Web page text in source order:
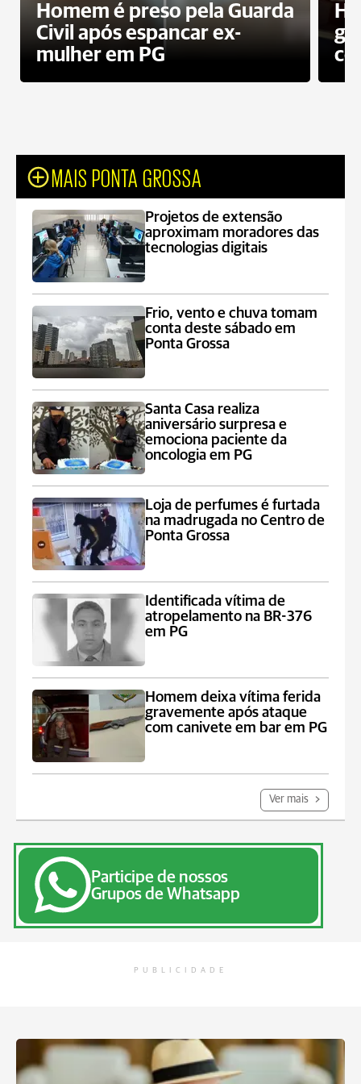
Homem é preso pela Guarda
Civil após espancar ex-
mulher em PG
MAIS PONTA GROSSA
Projetos de extensão
aproximam moradores das
tecnologias digitais
Frio, vento e chuva tomam
conta deste sábado em
Ponta Grossa
Santa Casa realiza
aniversário surpresa e
emociona paciente da
oncologia em PG
Loja de perfumes é furtada
na madrugada no Centro de
Ponta Grossa
Identificada vítima de
atropelamento na BR-376
em PG
Homem deixa vítima ferida
gravemente após ataque
com canivete em bar em PG
Ver mais
Participe de nossos
Grupos de Whatsapp
PUBLICIDADE